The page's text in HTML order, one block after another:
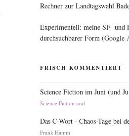
Rechner zur Landtagswahl
Experimentell: meine SF- und
durchsuchbarer Form (Google
FRISCH KOMMENTIERT
Science Fiction im Juni (und
Science Fiction und
Das C-Wort - Chaos-Tage bei
Frank Hamm